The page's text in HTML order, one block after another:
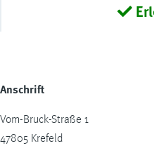
Anschrift
Vom-Bruck-Straße 1
47805 Krefeld